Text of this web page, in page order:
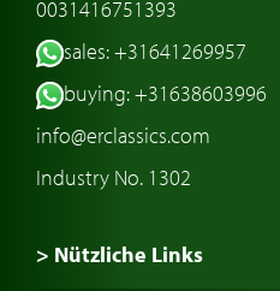
0031416751393
sales: +31641269957
buying: +31638603996
info@erclassics.com
Industry No. 1302
> Nützliche Links